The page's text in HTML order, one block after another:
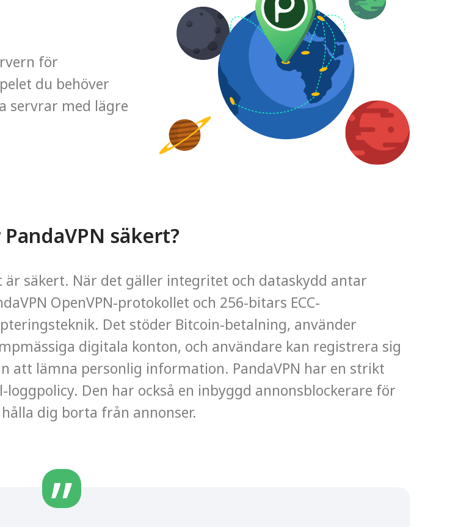
för
du behöver
servrar med lägre
PandaVPN säkert?
är säkert. När det gäller integritet och dataskydd antar
OpenVPN-protokollet och 256-bitars ECC-
Det stöder Bitcoin-betalning, använder
digitala konton, och användare kan registrera sig
att lämna personlig information. PandaVPN har en strikt
loggpolicy. Den har också en inbyggd annonsblockerare för
dig borta från annonser.